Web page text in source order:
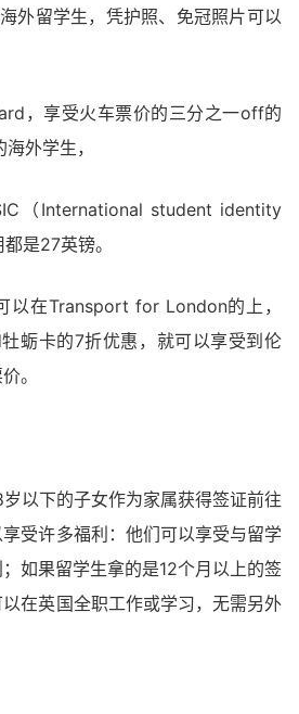
外留学生，凭护照、免冠照片可以
，享受火车票价的三分之一off的
外学生，
（International student identity
是27英镑。
以在Transport for London的上，
蛎卡的7折优惠，就可以享受到伦
。
以下的子女作为家属获得签证前往
受许多福利：他们可以享受与留学
如果留学生拿的是12个月以上的签
在英国全职工作或学习，无需另外